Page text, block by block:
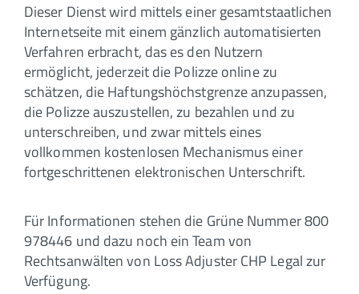
Dieser Dienst wird mittels einer gesamtstaatlichen
Internetseite mit einem gänzlich automatisierten
Verfahren erbracht, das es den Nutzern
ermöglicht, jederzeit die Polizze online zu
schätzen, die Haftungshöchstgrenze anzupassen,
die Polizze auszustellen, zu bezahlen und zu
unterschreiben, und zwar mittels eines
vollkommen kostenlosen Mechanismus einer
fortgeschrittenen elektronischen Unterschrift.
Für Informationen stehen die Grüne Nummer 800
978446 und dazu noch ein Team von
Rechtsanwälten von Loss Adjuster CHP Legal zur
Verfügung.